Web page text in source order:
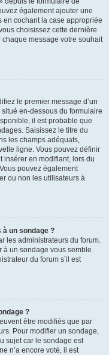
également ajouter une
en cochant la case appropriée
choisissez cette dernière
message votre souhait
le premier message d’un
en-dessous du formulaire
il est probable que
Saisissez le titre du
les champs adéquats,
ligne. Vous pouvez définir
insérer en modifiant, lors du
pouvez également
ou non les utilisateurs à
à un sondage ?
les administrateurs du forum.
à un sondage vous semble
du forum s’il est
?
être modifiés que par
Pour modifier un sondage,
sujet car le sondage est
n’a encore voté, il est